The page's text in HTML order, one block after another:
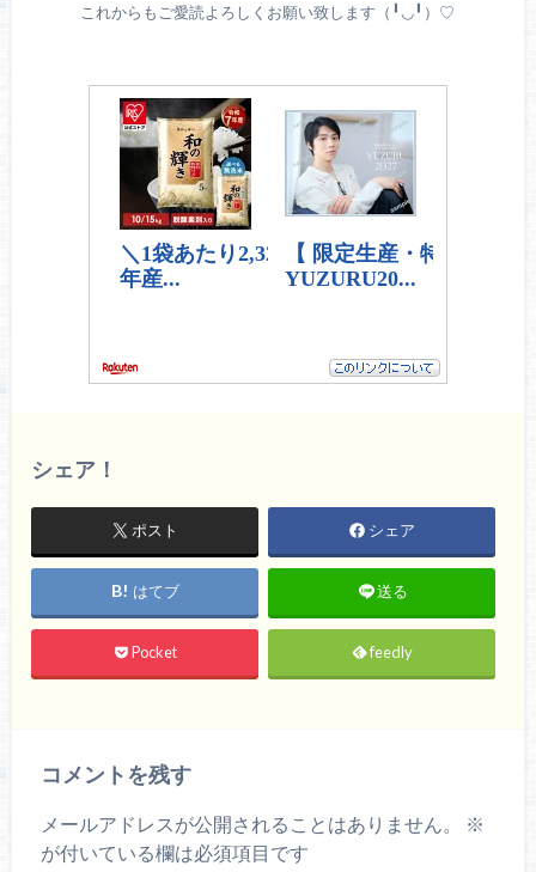
これからもご愛読よろしくお願い致します（╹◡╹）♡
シェア！
ポスト シェア
はてブ 送る
Pocket feedly
コメントを残す
メールアドレスが公開されることはありません。
※
が付いている欄は必須項目です